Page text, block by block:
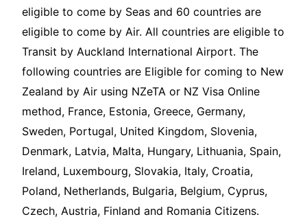
eligible to come by Seas and 60 countries are
eligible to come by Air. All countries are eligible to
Transit by Auckland International Airport. The
following countries are Eligible for coming to New
Zealand by Air using NZeTA or NZ Visa Online
method, France, Estonia, Greece, Germany,
Sweden, Portugal, United Kingdom, Slovenia,
Denmark, Latvia, Malta, Hungary, Lithuania, Spain,
Ireland, Luxembourg, Slovakia, Italy, Croatia,
Poland, Netherlands, Bulgaria, Belgium, Cyprus,
Czech, Austria, Finland and Romania Citizens.